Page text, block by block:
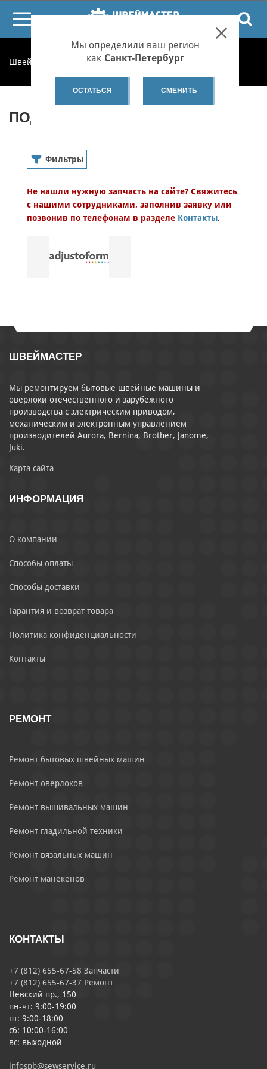
Мы определили ваш регион
как Санкт-Петербург
ОСТАТЬСЯ СМЕНИТЬ
Швеймастер Запчасти Подставки для манекенов
ПОДСТАВКИ ДЛЯ МАНЕКЕНОВ
Фильтры
Тип товара
Категория запчасти
Категория аксессуара
Не нашли нужную запчасть на сайте? Свяжитесь
с нашими сотрудниками, заполнив заявку или
позвонив по телефонам в разделе Контакты.
ШВЕЙМАСТЕР
Мы ремонтируем бытовые швейные машины и
оверлоки отечественного и зарубежного
производства с электрическим приводом,
механическим и электронным управлением
производителей Aurora, Bernina, Brother, Janome,
Juki.
Карта сайта
ИНФОРМАЦИЯ
О компании
Способы оплаты
Способы доставки
Гарантия и возврат товара
Политика конфиденциальности
Контакты
РЕМОНТ
Ремонт бытовых швейных машин
Ремонт оверлоков
Ремонт вышивальных машин
Ремонт гладильной техники
Ремонт вязальных машин
Ремонт манекенов
КОНТАКТЫ
+7 (812) 655-67-58 Запчасти
+7 (812) 655-67-37 Ремонт
Невский пр., 150
пн-чт: 9:00-19:00
пт: 9:00-18:00
сб: 10:00-16:00
вс: выходной
infospb@sewservice.ru